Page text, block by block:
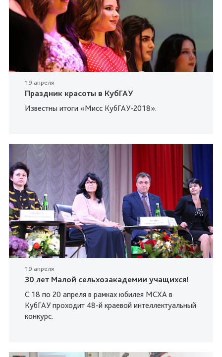
19 апреля
Праздник красоты в КубГАУ
Известны итоги «Мисс КубГАУ-2018».
19 апреля
30 лет Малой сельхозакадемии учащихся!
С 18 по 20 апреля в рамках юбилея МСХА в
КубГАУ проходит 48-й краевой интеллектуальный
конкурс.